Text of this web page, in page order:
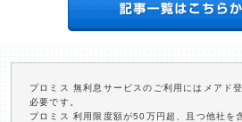
プロミス 無利息サービスのご利用にはメアド
必要です。
プロミス 利用限度額が50万円超、且つ他社を